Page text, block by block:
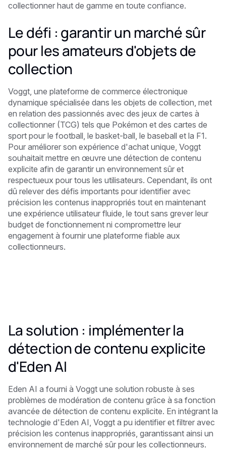
collectionner haut de gamme en toute confiance.
Le défi : garantir un marché sûr
pour les amateurs d'objets de
collection
Voggt, une plateforme de commerce électronique
dynamique spécialisée dans les objets de collection, met
en relation des passionnés avec des jeux de cartes à
collectionner (TCG) tels que Pokémon et des cartes de
sport pour le football, le basket-ball, le baseball et la F1.
Pour améliorer son expérience d'achat unique, Voggt
souhaitait mettre en œuvre une détection de contenu
explicite afin de garantir un environnement sûr et
respectueux pour tous les utilisateurs. Cependant, ils ont
dû relever des défis importants pour identifier avec
précision les contenus inappropriés tout en maintenant
une expérience utilisateur fluide, le tout sans grever leur
budget de fonctionnement ni compromettre leur
engagement à fournir une plateforme fiable aux
collectionneurs.
La solution : implémenter la
détection de contenu explicite
d'Eden AI
Eden AI a fourni à Voggt une solution robuste à ses
problèmes de modération de contenu grâce à sa fonction
avancée de détection de contenu explicite. En intégrant la
technologie d'Eden AI, Voggt a pu identifier et filtrer avec
précision les contenus inappropriés, garantissant ainsi un
environnement de marché sûr pour les collectionneurs.